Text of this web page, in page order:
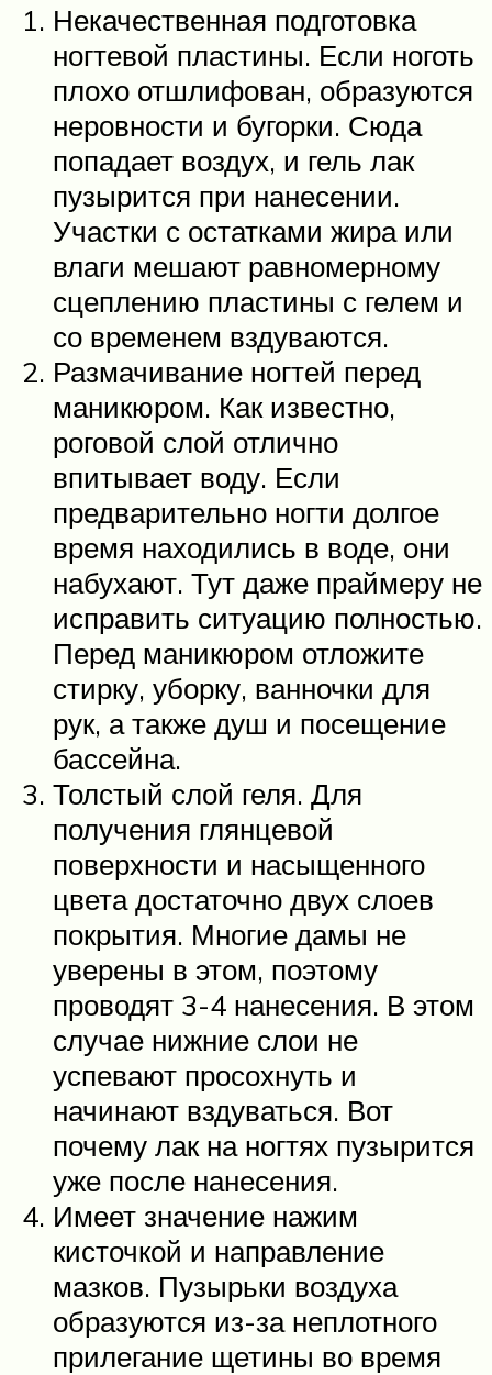
Некачественная подготовка
ногтевой пластины. Если ноготь
плохо отшлифован, образуются
неровности и бугорки. Сюда
попадает воздух, и гель лак
пузырится при нанесении.
Участки с остатками жира или
влаги мешают равномерному
сцеплению пластины с гелем и
со временем вздуваются.
Размачивание ногтей перед
маникюром. Как известно,
роговой слой отлично
впитывает воду. Если
предварительно ногти долгое
время находились в воде, они
набухают. Тут даже праймеру не
исправить ситуацию полностью.
Перед маникюром отложите
стирку, уборку, ванночки для
рук, а также душ и посещение
бассейна.
Толстый слой геля. Для
получения глянцевой
поверхности и насыщенного
цвета достаточно двух слоев
покрытия. Многие дамы не
уверены в этом, поэтому
проводят 3-4 нанесения. В этом
случае нижние слои не
успевают просохнуть и
начинают вздуваться. Вот
почему лак на ногтях пузырится
уже после нанесения.
Имеет значение нажим
кисточкой и направление
мазков. Пузырьки воздуха
образуются из-за неплотного
прилегание щетины во время